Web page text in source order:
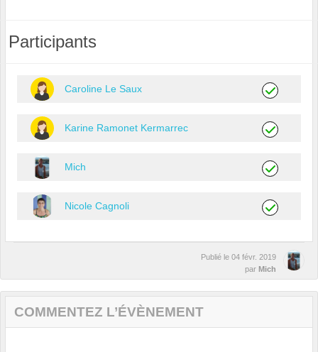
Participants
Caroline Le Saux
Karine Ramonet Kermarrec
Mich
Nicole Cagnoli
Publié le 04 févr. 2019
par Mich
COMMENTEZ L’ÉVÈNEMENT